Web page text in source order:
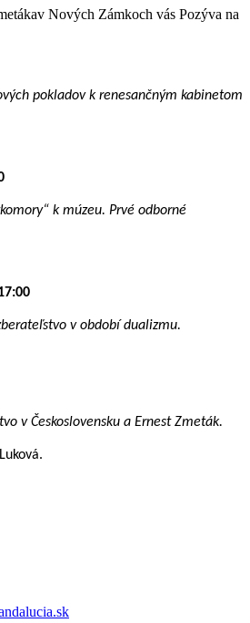
Nových Zámkoch vás Pozýva na
pokladov k renesančným kabinetom
k múzeu. Prvé odborné
v období dualizmu.
v Československu a Ernest Zmeták.